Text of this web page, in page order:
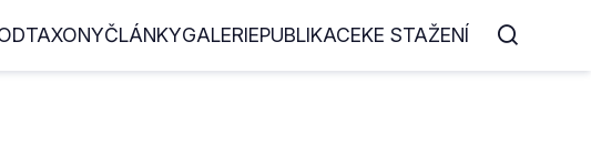
TAXONYČLÁNKYGALERIEPUBLIKACEKE STAŽENÍ